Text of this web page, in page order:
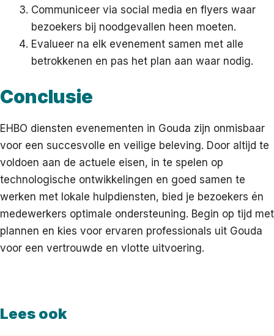
Communiceer via social media en flyers waar
bezoekers bij noodgevallen heen moeten.
Evalueer na elk evenement samen met alle
betrokkenen en pas het plan aan waar nodig.
Conclusie
EHBO diensten evenementen in Gouda zijn onmisbaar
voor een succesvolle en veilige beleving. Door altijd te
voldoen aan de actuele eisen, in te spelen op
technologische ontwikkelingen en goed samen te
werken met lokale hulpdiensten, bied je bezoekers én
medewerkers optimale ondersteuning. Begin op tijd met
plannen en kies voor ervaren professionals uit Gouda
voor een vertrouwde en vlotte uitvoering.
Lees ook